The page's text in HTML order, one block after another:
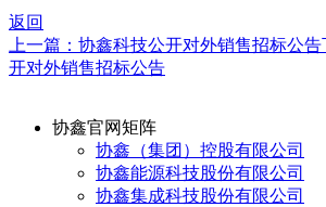
返回
上一篇：协鑫科技公开对外销售招标公告
开对外销售招标公告
协鑫官网矩阵
协鑫（集团）控股有限公司
协鑫能源科技股份有限公司
协鑫集成科技股份有限公司